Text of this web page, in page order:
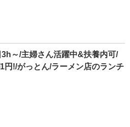
～/主婦さん活躍中&扶養内可/
円!/がっとん/ラーメン店のランチ